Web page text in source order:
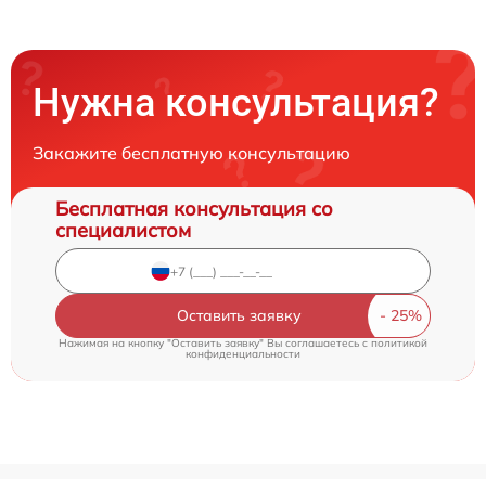
Нужна консультация?
Закажите бесплатную консультацию
Бесплатная консультация со
специалистом
Оставить заявку
Нажимая на кнопку "Оставить заявку" Вы соглашаетесь c политикой
конфиденциальности